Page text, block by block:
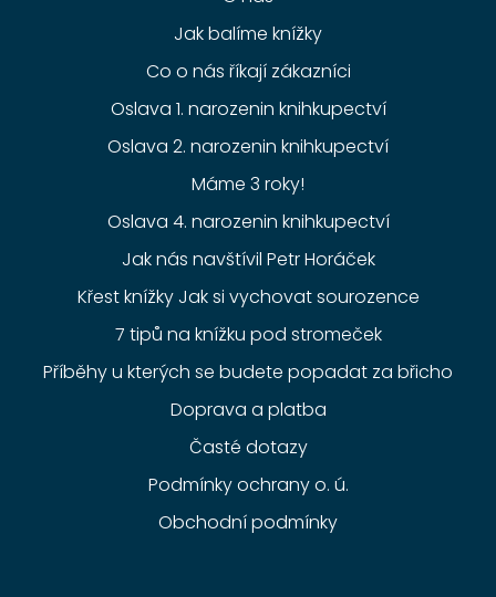
Jak balíme knížky
Co o nás říkají zákazníci
Oslava 1. narozenin knihkupectví
Oslava 2. narozenin knihkupectví
Máme 3 roky!
Oslava 4. narozenin knihkupectví
Jak nás navštívil Petr Horáček
Křest knížky Jak si vychovat sourozence
7 tipů na knížku pod stromeček
Příběhy u kterých se budete popadat za břicho
Doprava a platba
Časté dotazy
Podmínky ochrany o. ú.
Obchodní podmínky